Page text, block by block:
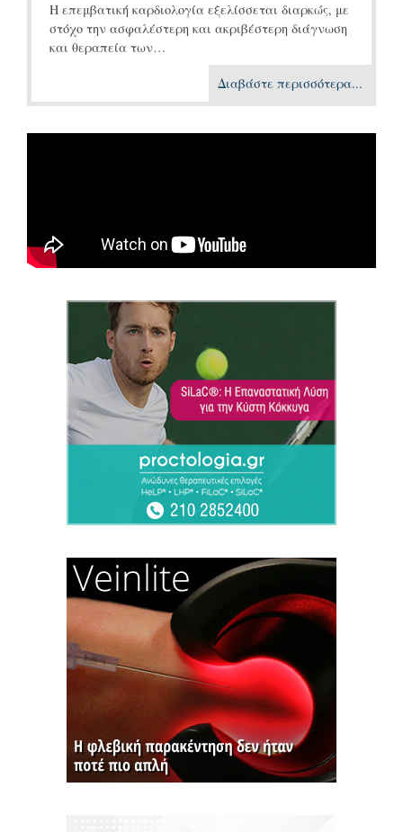
Η επεμβατική καρδιολογία εξελίσσεται διαρκώς, με
στόχο την ασφαλέστερη και ακριβέστερη διάγνωση
και θεραπεία των…
Διαβάστε περισσότερα...